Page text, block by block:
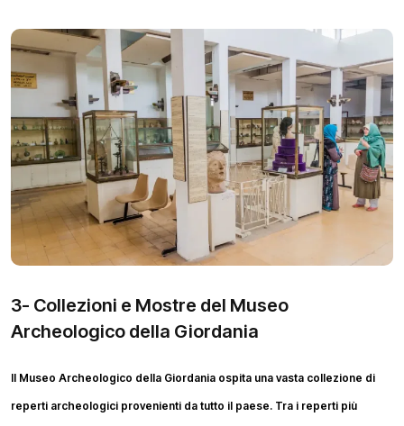
3- Collezioni e Mostre del Museo
Archeologico della Giordania
Il Museo Archeologico della Giordania ospita una vasta collezione di
reperti archeologici provenienti da tutto il paese. Tra i reperti più